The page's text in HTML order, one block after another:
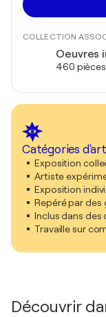
COLLECTION
Oeuvres
460 pièces
Catégories
Exposition
Artiste
Exposition
Repéré par des
Inclus dans
Travaille sur
Découvrir